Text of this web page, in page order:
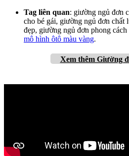
Tag liên quan: giường ngủ đơn
cho bé gái, giường ngủ đơn chất
đẹp, giường ngủ đơn phong cách
mô hình ôtô màu vàng.
Xem thêm Giường